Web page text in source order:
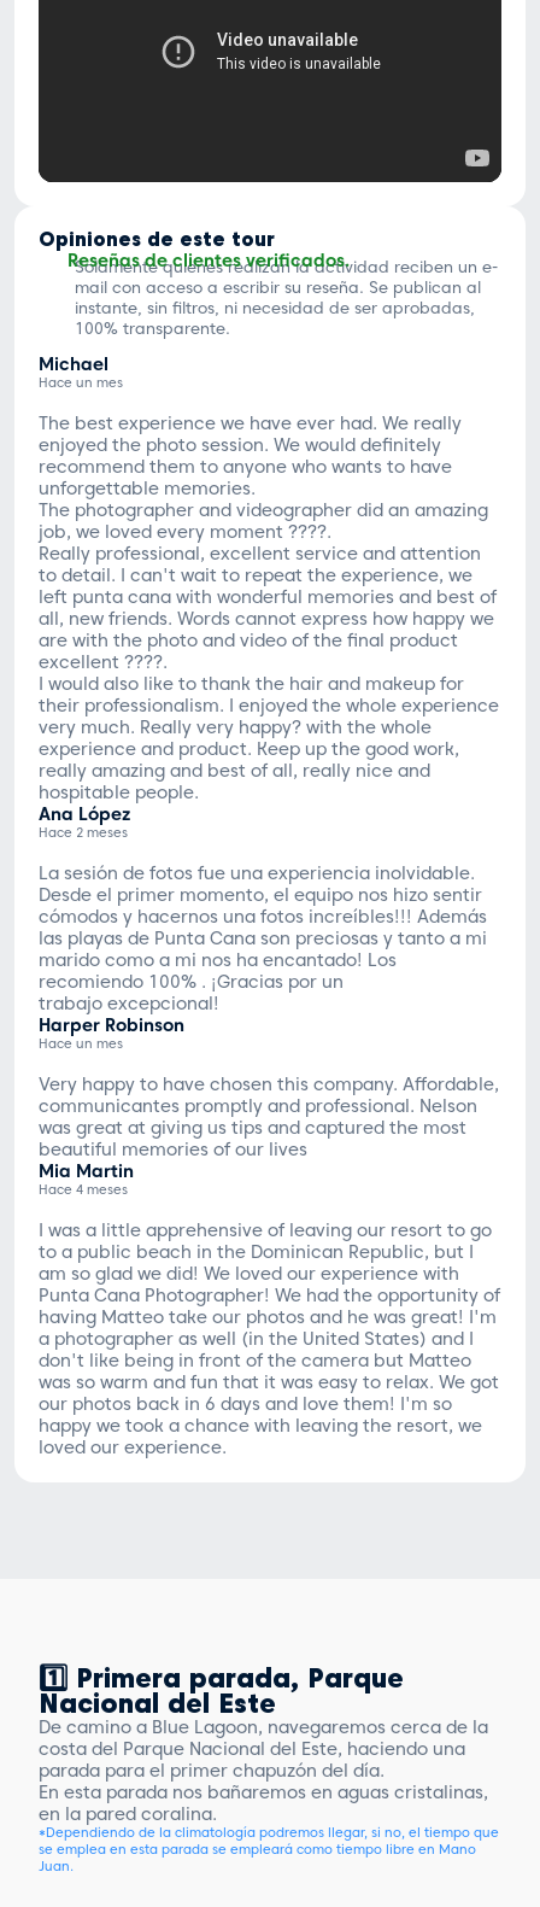
Opiniones de este tour
Reseñas de clientes verificados.
Solamente quienes realizan la actividad reciben un e-
mail con acceso a escribir su reseña. Se publican al
instante, sin filtros, ni necesidad de ser aprobadas,
100% transparente.
Michael
Hace un mes
The best experience we have ever had. We really
enjoyed the photo session. We would definitely
recommend them to anyone who wants to have
unforgettable memories.
The photographer and videographer did an amazing
job, we loved every moment ????.
Really professional, excellent service and attention
to detail. I can't wait to repeat the experience, we
left punta cana with wonderful memories and best of
all, new friends. Words cannot express how happy we
are with the photo and video of the final product
excellent ????.
I would also like to thank the hair and makeup for
their professionalism. I enjoyed the whole experience
very much. Really very happy? with the whole
experience and product. Keep up the good work,
really amazing and best of all, really nice and
hospitable people.
Ana López
Hace 2 meses
La sesión de fotos fue una experiencia inolvidable.
Desde el primer momento, el equipo nos hizo sentir
cómodos y hacernos una fotos increíbles!!! Además
las playas de Punta Cana son preciosas y tanto a mi
marido como a mi nos ha encantado! Los
recomiendo 100% . ¡Gracias por un
trabajo excepcional!
Harper Robinson
Hace un mes
Very happy to have chosen this company. Affordable,
communicantes promptly and professional. Nelson
was great at giving us tips and captured the most
beautiful memories of our lives
Mia Martin
Hace 4 meses
I was a little apprehensive of leaving our resort to go
to a public beach in the Dominican Republic, but I
am so glad we did! We loved our experience with
Punta Cana Photographer! We had the opportunity of
having Matteo take our photos and he was great! I'm
a photographer as well (in the United States) and I
don't like being in front of the camera but Matteo
was so warm and fun that it was easy to relax. We got
our photos back in 6 days and love them! I'm so
happy we took a chance with leaving the resort, we
loved our experience.
1️⃣ Primera parada, Parque
Nacional del Este
De camino a Blue Lagoon, navegaremos cerca de la
costa del Parque Nacional del Este, haciendo una
parada para el primer chapuzón del día.
En esta parada nos bañaremos en aguas cristalinas,
en la pared coralina.
*Dependiendo de la climatología podremos llegar, si no, el tiempo que
se emplea en esta parada se empleará como tiempo libre en Mano
Juan.